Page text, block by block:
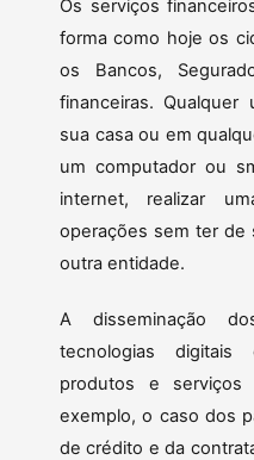
Os serviços
forma como hoje os
os Bancos,
financeiras.
sua casa ou em
um computador ou
internet, realizar
operações sem ter de
outra entidade.
A disseminação
tecnologias
produtos e serviços
exemplo, o caso dos
de crédito e da